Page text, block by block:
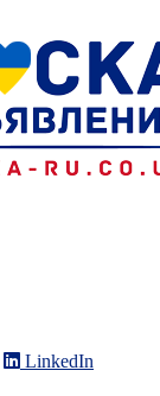
LinkedIn